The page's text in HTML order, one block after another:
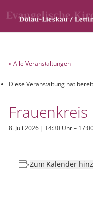
« Alle Veranstaltungen
Diese Veranstaltung hat
Frauenkreis
8. Juli 2026 | 14:30 Uhr–
Zum Kalender